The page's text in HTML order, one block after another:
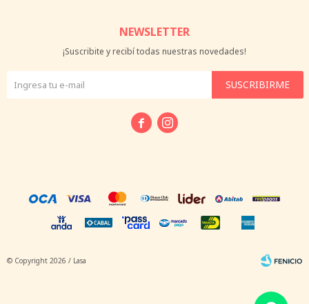
NEWSLETTER
¡Suscribite y recibí todas nuestras novedades!
SUSCRIBIRME
 
© Copyright 2026 / Lasa